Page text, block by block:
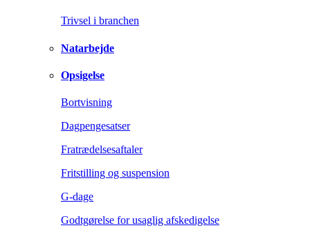
Trivsel i branchen
Natarbejde
Opsigelse
Bortvisning
Dagpengesatser
Fratrædelsesaftaler
Fritstilling og suspension
G-dage
Godtgørelse for usaglig afskedigelse